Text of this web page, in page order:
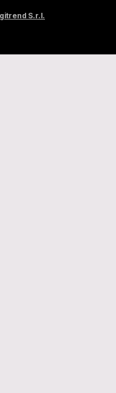
S.r.l.